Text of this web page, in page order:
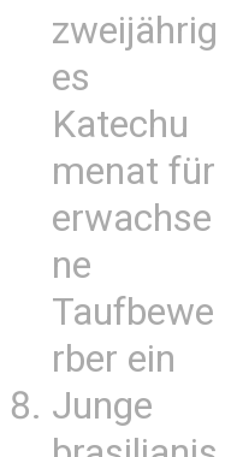
zweijährig
es
Katechu
menat für
erwachse
ne
Taufbewe
rber ein
Junge